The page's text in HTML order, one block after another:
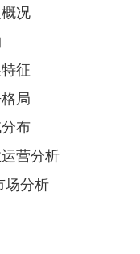
况
征
局
布
营分析
场分析